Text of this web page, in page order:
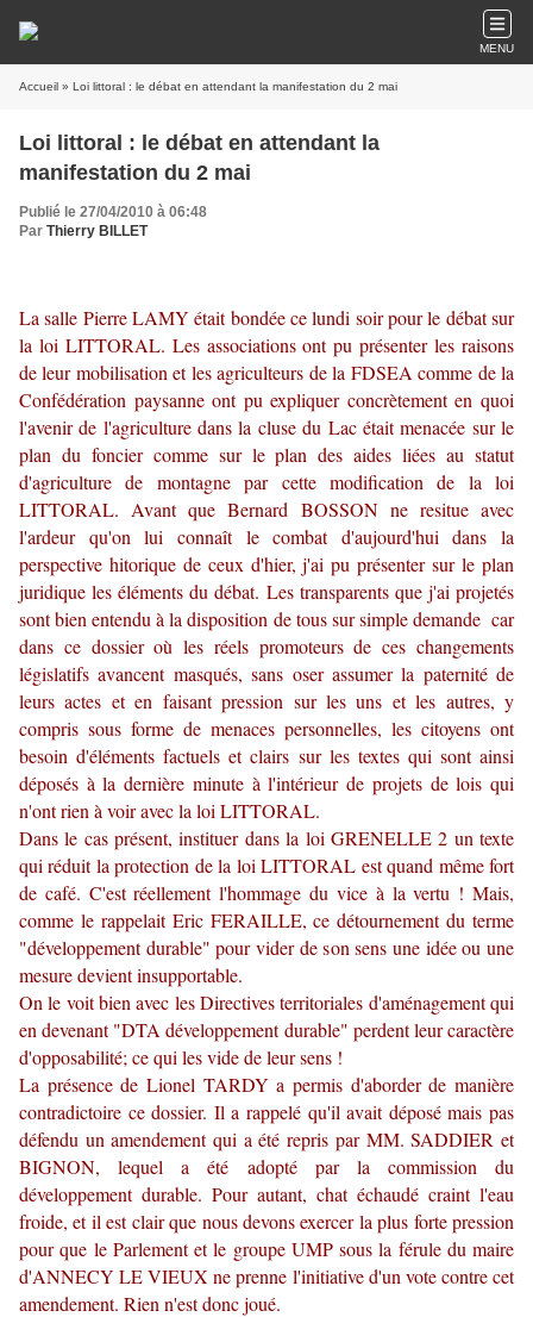
MENU
Accueil » Loi littoral : le débat en attendant la manifestation du 2 mai
Loi littoral : le débat en attendant la
manifestation du 2 mai
Publié le 27/04/2010 à 06:48
Par Thierry BILLET
La salle Pierre LAMY était bondée ce lundi soir pour le débat sur
la loi LITTORAL. Les associations ont pu présenter les raisons
de leur mobilisation et les agriculteurs de la FDSEA comme de la
Confédération paysanne ont pu expliquer concrètement en quoi
l'avenir de l'agriculture dans la cluse du Lac était menacée sur le
plan du foncier comme sur le plan des aides liées au statut
d'agriculture de montagne par cette modification de la loi
LITTORAL. Avant que Bernard BOSSON ne resitue avec
l'ardeur qu'on lui connaît le combat d'aujourd'hui dans la
perspective hitorique de ceux d'hier, j'ai pu présenter sur le plan
juridique les éléments du débat. Les transparents que j'ai projetés
sont bien entendu à la disposition de tous sur simple demande car
dans ce dossier où les réels promoteurs de ces changements
législatifs avancent masqués, sans oser assumer la paternité de
leurs actes et en faisant pression sur les uns et les autres, y
compris sous forme de menaces personnelles, les citoyens ont
besoin d'éléments factuels et clairs sur les textes qui sont ainsi
déposés à la dernière minute à l'intérieur de projets de lois qui
n'ont rien à voir avec la loi LITTORAL.
Dans le cas présent, instituer dans la loi GRENELLE 2 un texte
qui réduit la protection de la loi LITTORAL est quand même fort
de café. C'est réellement l'hommage du vice à la vertu ! Mais,
comme le rappelait Eric FERAILLE, ce détournement du terme
"développement durable" pour vider de son sens une idée ou une
mesure devient insupportable.
On le voit bien avec les Directives territoriales d'aménagement qui
en devenant "DTA développement durable" perdent leur caractère
d'opposabilité; ce qui les vide de leur sens !
La présence de Lionel TARDY a permis d'aborder de manière
contradictoire ce dossier. Il a rappelé qu'il avait déposé mais pas
défendu un amendement qui a été repris par MM. SADDIER et
BIGNON, lequel a été adopté par la commission du
développement durable. Pour autant, chat échaudé craint l'eau
froide, et il est clair que nous devons exercer la plus forte pression
pour que le Parlement et le groupe UMP sous la férule du maire
d'ANNECY LE VIEUX ne prenne l'initiative d'un vote contre cet
amendement. Rien n'est donc joué.